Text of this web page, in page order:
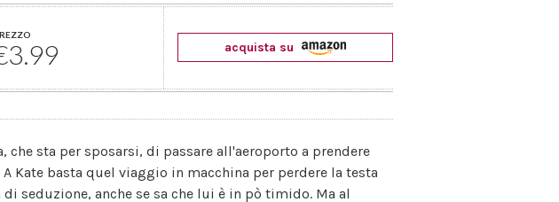
acquista su
che sta per sposarsi, di passare all'aeroporto a prendere
Kate basta quel viaggio in macchina per perdere la testa
seduzione, anche se sa che lui è in pò timido. Ma al